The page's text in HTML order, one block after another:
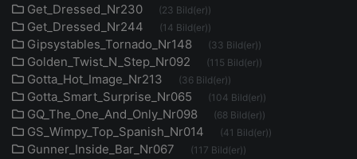
Get_Dressed_Nr230 (23 Bild(er))
Get_Dressed_Nr244 (14 Bild(er))
Gipsystables_Tornado_Nr148 (33 Bild(er))
Golden_Twist_N_Step_Nr092 (115 Bild(er))
Gotta_Hot_Image_Nr213 (36 Bild(er))
Gotta_Smart_Surprise_Nr065 (104 Bild(er))
GQ_The_One_And_Only_Nr098 (68 Bild(er))
GS_Wimpy_Top_Spanish_Nr014 (41 Bild(er))
Gunner_Inside_Bar_Nr067 (117 Bild(er))